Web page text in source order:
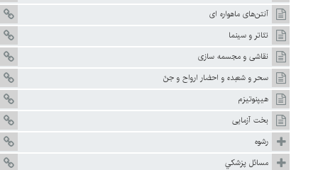
آنتن‌هاى ماهواره ‏اى
تئاتر و سينما
نقاشى و مجسمه سازى
سحر و شعبده و احضار ارواح و جنّ
هيپنوتيزم
بخت آزمايى‏
رشوه
مسائل پزشكي